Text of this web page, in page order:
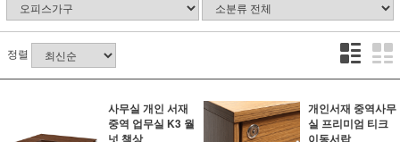
정렬
사무실 개인 서재
중역 업무실 K3 월
넛 책상
개인서재 중역사무
실 프리미엄 티크
이동서랍